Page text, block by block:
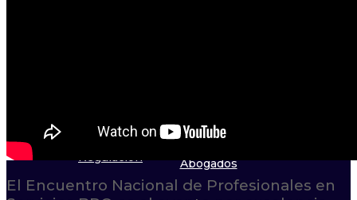
Abogados
Regulación
El Encuentro Nacional de Profesionales en